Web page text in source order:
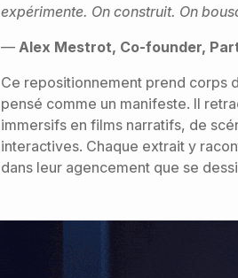
expérimente. On construit. On
— Alex Mestrot, Co-founder,
Ce repositionnement prend corps
pensé comme un manifeste. Il
immersifs en films narratifs, de
interactives. Chaque extrait y
dans leur agencement que se